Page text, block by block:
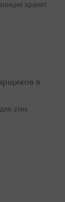
хранит
в
этих